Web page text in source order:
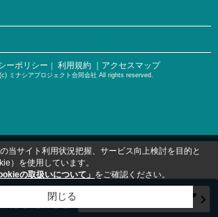
ーポリシー ｜ 利用規約 ｜アクセスマップ
ミナシアプロジェクト合同会社 All rights reserved.
当サイト利用状況把握、サービス向上検討を目的と
）を使用しています。
の取扱いについて」 をご確認ください。
閉じる